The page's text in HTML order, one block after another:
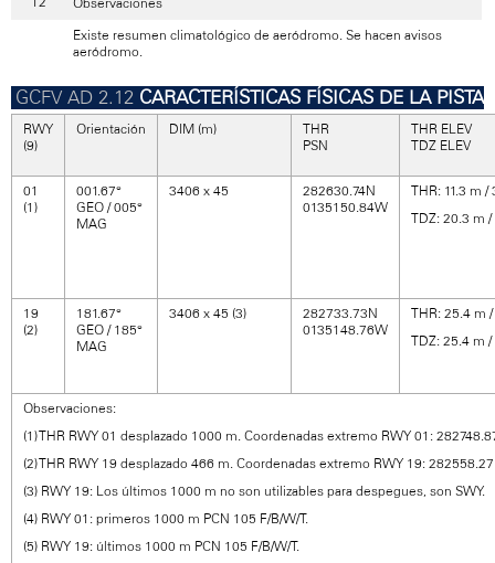
Existe resumen climatológico de aeródromo. Se hacen avisos
aeródromo.
CARACTERÍSTICAS FÍSICAS DE LA PISTA
RWY
(9)
Orientación DIM (m)
THR
PSN
THR ELEV
TDZ ELEV
01
(1)
001.67°
GEO / 005°
MAG
3406 x 45
282630.74N
0135150.84W
THR: 11.3 m /
TDZ: 20.3 m
19
(2)
181.67°
GEO / 185°
MAG
3406 x 45 (3)
282733.73N
0135148.76W
THR: 25.4 m
TDZ: 25.4 m
Observaciones:
(1) THR RWY 01 desplazado 1000 m. Coordenadas extremo RWY 01:
(2) THR RWY 19 desplazado 466 m. Coordenadas extremo RWY 19:
(3) RWY 19: Los últimos 1000 m no son utilizables para despegues, son SWY.
(4) RWY 01: primeros 1000 m PCN 105 F/B/W/T.
(5) RWY 19: últimos 1000 m PCN 105 F/B/W/T.